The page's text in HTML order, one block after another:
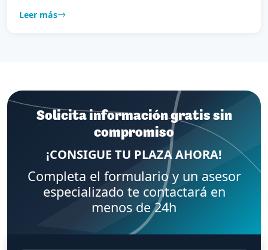
Leer más
Solicita información gratis sin
compromiso
¡CONSIGUE TU PLAZA AHORA!
Completa el formulario y un asesor
especializado te contactará en
menos de 24h